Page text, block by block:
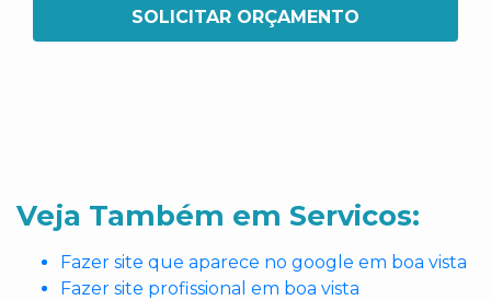
SOLICITAR ORÇAMENTO
Veja Também em Servicos:
Fazer site que aparece no google em boa vista
Fazer site profissional em boa vista